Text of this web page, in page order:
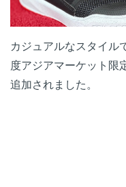
カジュアルなスタイル
度アジアマーケット限
追加されました。